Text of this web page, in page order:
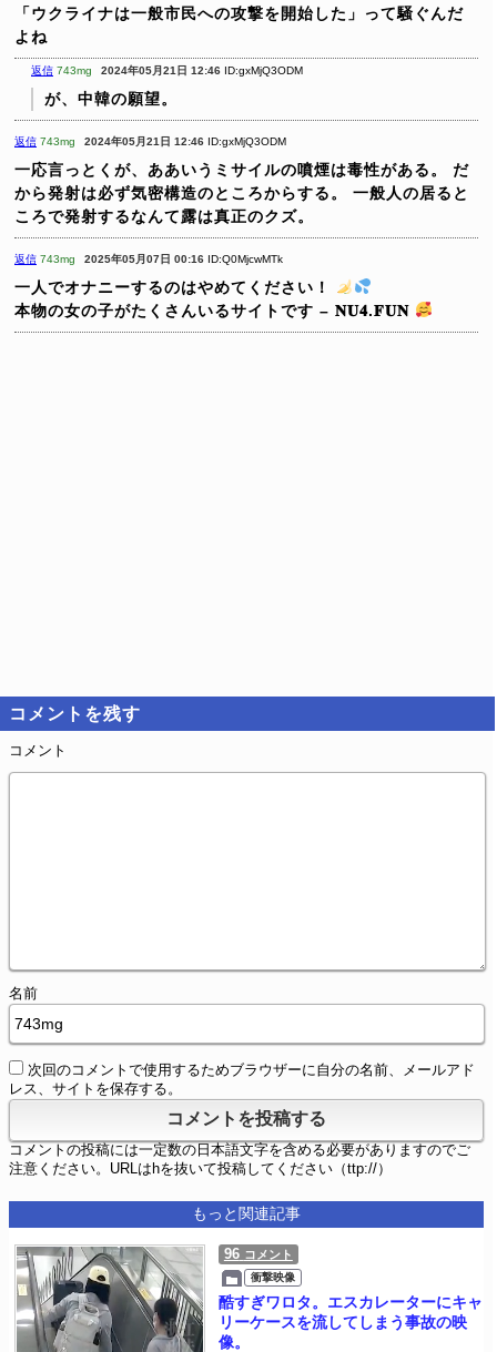
「ウクライナは一般市民への攻撃を開始した」って騒ぐんだ
よね
返信 743mg 2024年05月21日 12:46 ID:gxMjQ3ODM
が、中韓の願望。
返信 743mg 2024年05月21日 12:46 ID:gxMjQ3ODM
一応言っとくが、ああいうミサイルの噴煙は毒性がある。
だ
から発射は必ず気密構造のところからする。
一般人の居ると
ころで発射するなんて露は真正のクズ。
返信 743mg 2025年05月07日 00:16 ID:Q0MjcwMTk
一人でオナニーするのはやめてください！
本物の女の子がたくさんいるサイトです – 𝐍𝐔𝟒.𝐅𝐔𝐍
コメントを残す
コメント
名前
次回のコメントで使用するためブラウザーに自分の名前、メールアド
レス、サイトを保存する。
コメントの投稿には一定数の日本語文字を含める必要がありますのでご
注意ください。URLはhを抜いて投稿してください（ttp://）
もっと関連記事
96 コメント
衝撃映像
酷すぎワロタ。エスカレーターにキャ
リーケースを流してしまう事故の映
像。